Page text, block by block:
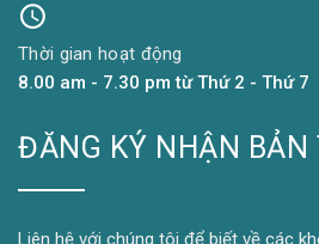
Thời gian hoạt động
8.00 am - 7.30 pm từ Thứ 2 - Thứ 7
ĐĂNG KÝ NHẬN BẢN
Liên hệ với chúng tôi để biết về các